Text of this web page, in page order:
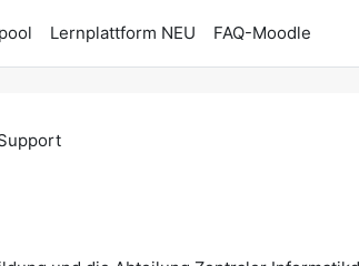
Lernplattform NEU FAQ-Moodle